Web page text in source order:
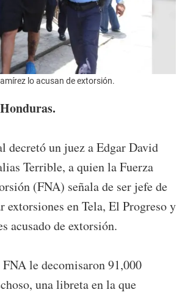
lo acusan de extorsión.
decretó un juez a Edgar David
Terrible, a quien la Fuerza
(FNA) señala de ser jefe de
extorsiones en Tela, El Progreso y
acusado de extorsión.
le decomisaron 91,000
una libreta en la que